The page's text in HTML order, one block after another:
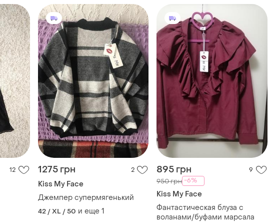
12 1275 грн 2
Kiss My Face
Джемпер супермягенький
42 / XL / 50 и еще 1
895 грн 9
950 грн -6%
Kiss My Face
Фантастическая блуза с
воланами/буфами марсала